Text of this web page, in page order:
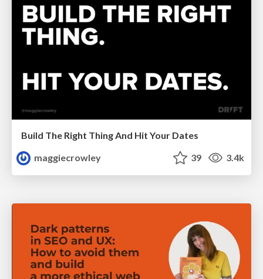
Build The Right Thing And Hit Your Dates
maggiecrowley
39 3.4k